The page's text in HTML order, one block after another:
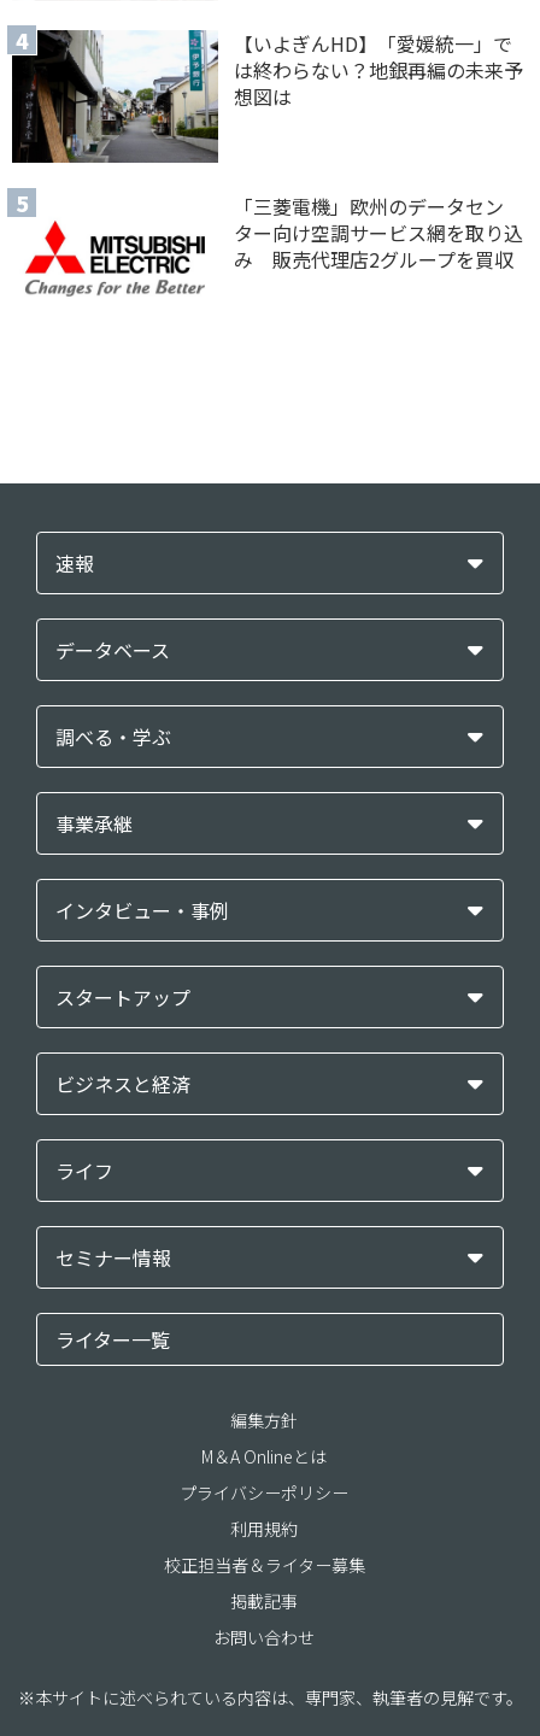
【いよぎんHD】「愛媛統一」で
は終わらない？地銀再編の未来予
想図は
「三菱電機」欧州のデータセン
ター向け空調サービス網を取り込
み 販売代理店2グループを買収
速報
データベース
調べる・学ぶ
事業承継
インタビュー・事例
スタートアップ
ビジネスと経済
ライフ
セミナー情報
ライター一覧
編集方針
M＆A Onlineとは
プライバシーポリシー
利用規約
校正担当者＆ライター募集
掲載記事
お問い合わせ
※本サイトに述べられている内容は、専門家、執筆者の見解です。